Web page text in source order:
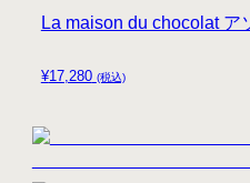
¥17,280 (税込)
La maison du chocolat ア